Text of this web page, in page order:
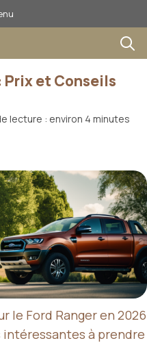
Prix et Conseils
lecture : environ 4 minutes
le Ford Ranger en 2026
à prendre